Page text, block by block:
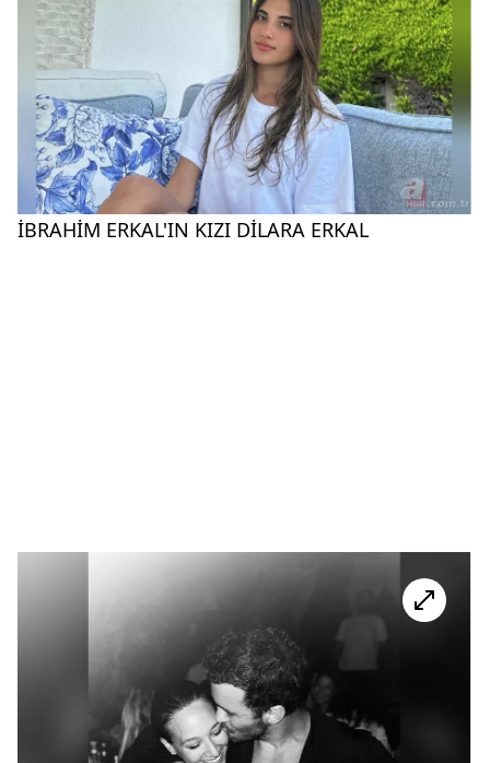
İBRAHİM ERKAL'IN KIZI DİLARA ERKAL